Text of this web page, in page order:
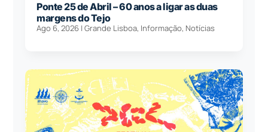
Ponte 25 de Abril – 60 anos a ligar as duas
margens do Tejo
Ago 6, 2026 |Grande Lisboa, Informação, Notícias